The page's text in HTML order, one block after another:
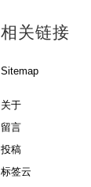
相关链接
Sitemap
关于
留言
投稿
标签云